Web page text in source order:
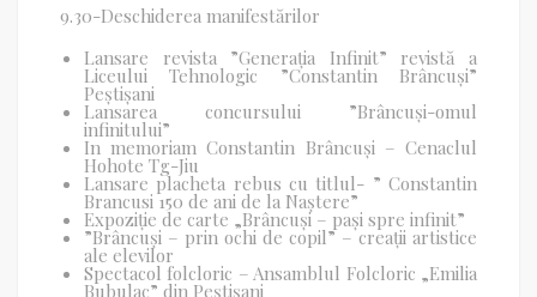
9.30-Deschiderea manifestărilor
Lansare revista ”Generația Infinit” revistă a
Liceului Tehnologic ”Constantin Brâncuși”
Peștișani
Lansarea concursului ”Brâncuși-omul
infinitului”
In memoriam Constantin Brâncuși – Cenaclul
Hohote Tg-Jiu
Lansare placheta rebus cu titlul- ” Constantin
Brancusi 150 de ani de la Naștere”
Expoziție de carte „Brâncuși – pași spre infinit”
”Brâncuși – prin ochi de copil” – creații artistice
ale elevilor
Spectacol folcloric – Ansamblul Folcloric „Emilia
Bubulac” din Peștișani